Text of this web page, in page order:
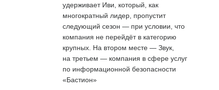
удерживает Иви, который, как
многократный лидер, пропустит
следующий сезон — при условии, что
компания не перейдёт в категорию
крупных. На втором месте — Звук,
на третьем — компания в сфере услуг
по информационной безопасности
«Бастион»